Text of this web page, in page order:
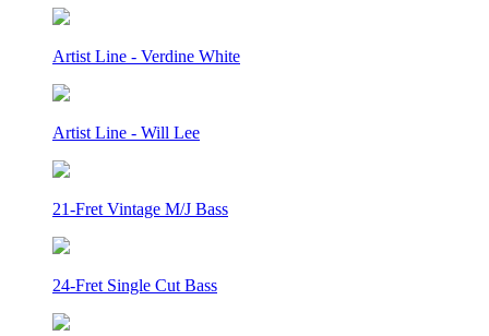
Artist Line - Verdine White
Artist Line - Will Lee
21-Fret Vintage M/J Bass
24-Fret Single Cut Bass